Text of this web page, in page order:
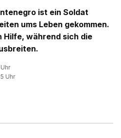
ist ein Soldat
ums Leben gekommen.
Hilfe, während sich die
Uhr